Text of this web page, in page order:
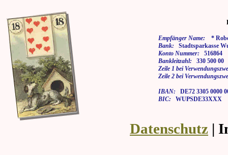
Empfänger Name: *
Bank: Stadtsparkasse
Konto Nummer: 516864
Bankleitzahl: 330 500 00
Zeile 1 bei
Zeile 2 bei
IBAN: DE72 3305 0000
BIC: WUPSDE33XXX
Datenschutz |